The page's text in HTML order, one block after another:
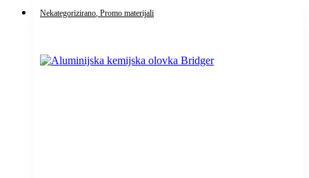
Nekategorizirano , Promo materijali